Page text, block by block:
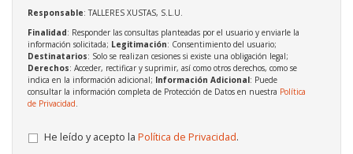
Responsable: TALLERES XUSTAS, S.L.U.
Finalidad: Responder las consultas planteadas por el usuario y enviarle la
información solicitada; Legitimación: Consentimiento del usuario;
Destinatarios: Solo se realizan cesiones si existe una obligación legal;
Derechos: Acceder, rectificar y suprimir, así como otros derechos, como se
indica en la información adicional; Información Adicional: Puede
consultar la información completa de Protección de Datos en nuestra Política
de Privacidad
He leído y acepto la Política de Privacidad.